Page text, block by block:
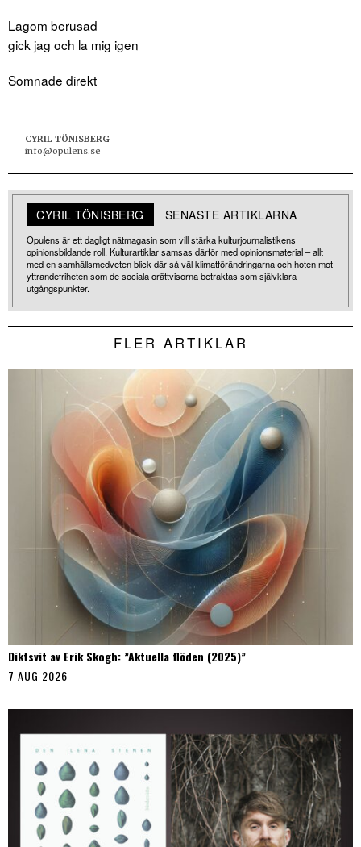
Lagom berusad
gick jag och la mig igen
Somnade direkt
CYRIL TÖNISBERG
info@opulens.se
CYRIL TÖNISBERG SENASTE ARTIKLARNA
Opulens är ett dagligt nätmagasin som vill stärka kulturjournalistikens
opinionsbildande roll. Kulturartiklar samsas därför med opinionsmaterial – allt
med en samhällsmedveten blick där så väl klimatförändringarna och hoten mot
yttrandefriheten som de sociala orättvisorna betraktas som självklara
utgångspunkter.
FLER ARTIKLAR
Diktsvit av Erik Skogh: ”Aktuella flöden (2025)”
7 AUG 2026